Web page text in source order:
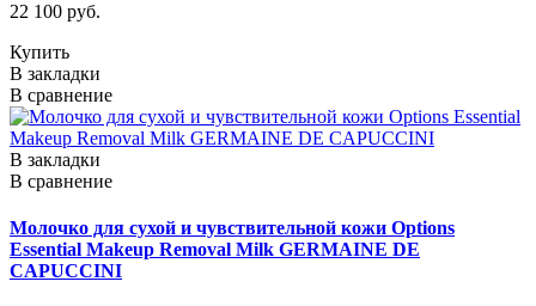
22 100 руб.
Купить
В закладки
В сравнение
В закладки
В сравнение
Молочко для сухой и чувствительной кожи Options
Essential Makeup Removal Milk GERMAINE DE
CAPUCCINI